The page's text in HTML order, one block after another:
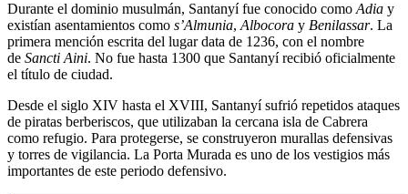
Durante el dominio musulmán, Santanyí fue conocido como Adia y
existían asentamientos como s’Almunia, Albocora y Benilassar. La
primera mención escrita del lugar data de 1236, con el nombre
de Sancti Aini. No fue hasta 1300 que Santanyí recibió oficialmente
el título de ciudad.
Desde el siglo XIV hasta el XVIII, Santanyí sufrió repetidos ataques
de piratas berberiscos, que utilizaban la cercana isla de Cabrera
como refugio. Para protegerse, se construyeron murallas defensivas
y torres de vigilancia. La Porta Murada es uno de los vestigios más
importantes de este periodo defensivo.